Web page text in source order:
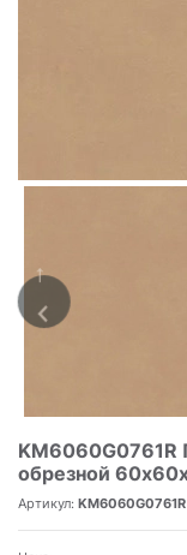
обрезной
Артикул: KM6060G0761R